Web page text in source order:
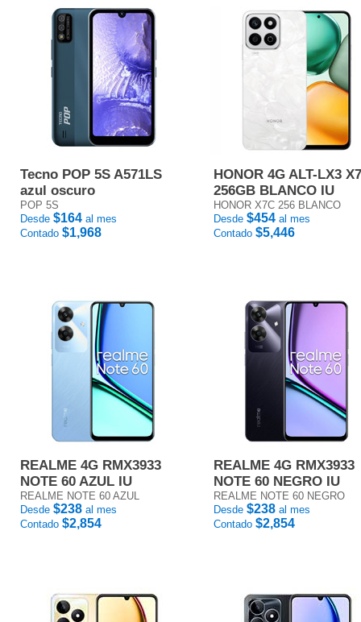
Tecno POP 5S A571LS
azul oscuro
POP 5S
Desde $164 al mes
Contado $1,968
HONOR 4G ALT-LX3
256GB BLANCO IU
HONOR X7C 256 BLANCO
Desde $454 al mes
Contado $5,446
REALME 4G RMX3933
NOTE 60 AZUL IU
REALME NOTE 60 AZUL
Desde $238 al mes
Contado $2,854
REALME 4G RMX3933
NOTE 60 NEGRO IU
REALME NOTE 60 NEGRO
Desde $238 al mes
Contado $2,854